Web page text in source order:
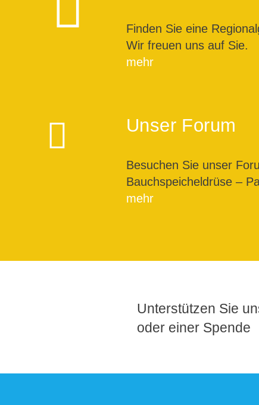
Finden Sie eine
Wir freuen uns auf Sie.
mehr
Unser Forum
Besuchen Sie unser
Bauchspeicheldrüse –
mehr
Unterstützen Sie
oder einer Spende